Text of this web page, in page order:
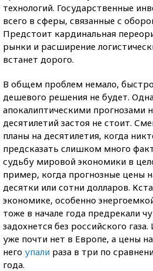
технологий. Государственные
всего в сферы, связанные с
Предстоит кардинальная
рынки и расширение
встанет дорого.
В общем проблем немало,
дешевого решения не будет.
апокалиптическими прогнозами
десятилетий застоя не стоит.
планы на десятилетия, когда
предсказать слишком много
судьбу мировой экономики в
пример, когда прогнозные цены
десятки или сотни долларов.
экономике, особенно
тоже в начале года предрекали
задохнется без российского
уже почти нет в Европе, а цены
него упали раза в три по
года.